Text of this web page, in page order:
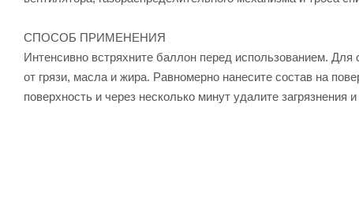
СПОСОБ ПРИМЕНЕНИЯ
Интенсивно встряхните баллон перед использованием.
от грязи, масла и жира. Равномерно нанесите состав на
поверхность и через несколько минут удалите загрязнения